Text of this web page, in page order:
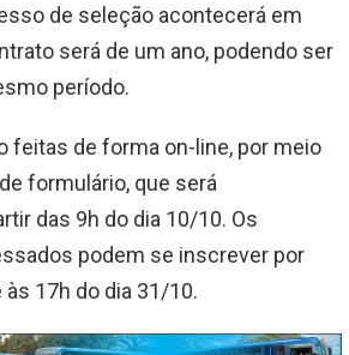
de seleção acontecerá em
será de um ano, podendo ser
período.
feitas de forma on-line, por meio
formulário, que será
das 9h do dia 10/10. Os
podem se inscrever por
às 17h do dia 31/10.